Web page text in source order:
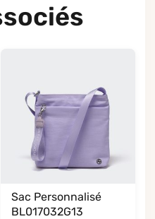
Sac Personnalisé
BL017032G13